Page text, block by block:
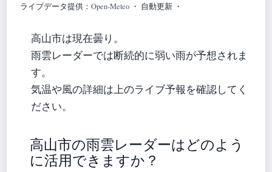
ライブデータ提供： Open-Meteo ・ 自動更新 ・
高山市は現在曇り。
雨雲レーダーでは断続的に弱い雨が予想されま
す。
気温や風の詳細は上のライブ予報を確認してく
ださい。
高山市の雨雲レーダーはどのよう
に活用できますか？